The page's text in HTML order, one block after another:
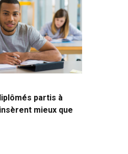
partis à
mieux que